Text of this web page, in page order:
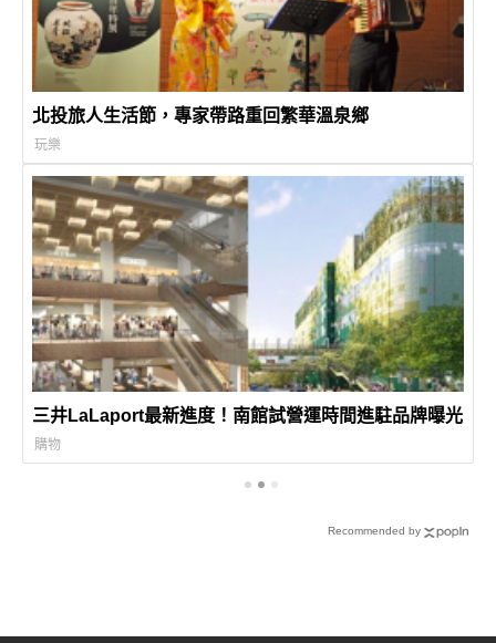
北投旅人生活節，專家帶路重回繁華溫泉鄉
玩樂
三井LaLaport最新進度！南館試營運時間進駐品牌曝光
購物
Recommended by